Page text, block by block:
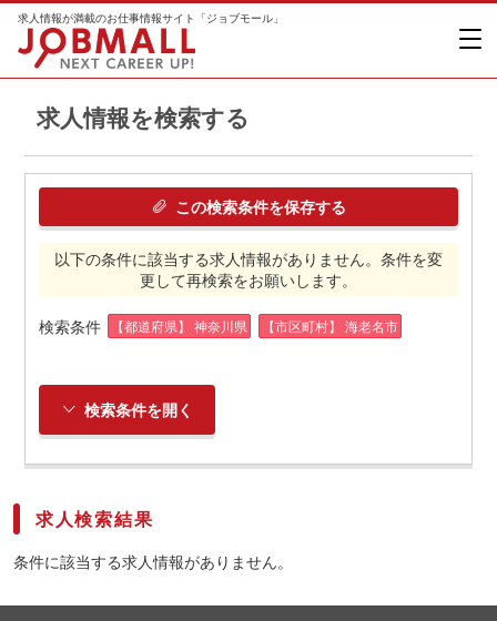
求人情報が満載のお仕事情報サイト「ジョブモール」
求人情報を検索する
この検索条件を保存する
以下の条件に該当する求人情報がありません。条件を変
更して再検索をお願いします。
検索条件 【都道府県】 神奈川県 【市区町村】 海老名市
検索条件を開く
求人検索結果
条件に該当する求人情報がありません。